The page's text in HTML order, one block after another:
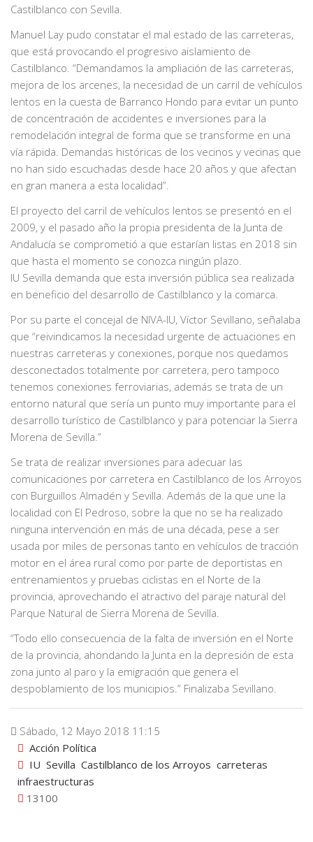
Castilblanco con Sevilla.
Manuel Lay pudo constatar el mal estado de las carreteras,
que está provocando el progresivo aislamiento de
Castilblanco. “Demandamos la ampliación de las carreteras,
mejora de los arcenes, la necesidad de un carril de vehículos
lentos en la cuesta de Barranco Hondo para evitar un punto
de concentración de accidentes e inversiones para la
remodelación integral de forma que se transforme en una
vía rápida. Demandas históricas de los vecinos y vecinas que
no han sido escuchadas desde hace 20 años y que afectan
en gran manera a esta localidad”.
El proyecto del carril de vehículos lentos se presentó en el
2009, y el pasado año la propia presidenta de la Junta de
Andalucía se comprometió a que estarían listas en 2018 sin
que hasta el momento se conozca ningún plazo.
IU Sevilla demanda que esta inversión pública sea realizada
en beneficio del desarrollo de Castilblanco y la comarca.
Por su parte el concejal de NIVA-IU, Víctor Sevillano, señalaba
que “reivindicamos la necesidad urgente de actuaciones en
nuestras carreteras y conexiones, porque nos quedamos
desconectados totalmente por carretera, pero tampoco
tenemos conexiones ferroviarias, además se trata de un
entorno natural que sería un punto muy importante para el
desarrollo turístico de Castilblanco y para potenciar la Sierra
Morena de Sevilla.”
Se trata de realizar inversiones para adecuar las
comunicaciones por carretera en Castilblanco de los Arroyos
con Burguillos Almadén y Sevilla. Además de la que une la
localidad con El Pedroso, sobre la que no se ha realizado
ninguna intervención en más de una década, pese a ser
usada por miles de personas tanto en vehículos de tracción
motor en el área rural como por parte de deportistas en
entrenamientos y pruebas ciclistas en el Norte de la
provincia, aprovechando el atractivo del paraje natural del
Parque Natural de Sierra Morena de Sevilla.
“Todo ello consecuencia de la falta de inversión en el Norte
de la provincia, ahondando la Junta en la depresión de esta
zona junto al paro y la emigración que genera el
despoblamiento de los municipios.” Finalizaba Sevillano.
Sábado, 12 Mayo 2018 11:15
Acción Política
IU Sevilla Castilblanco de los Arroyos carreteras
infraestructuras
13100